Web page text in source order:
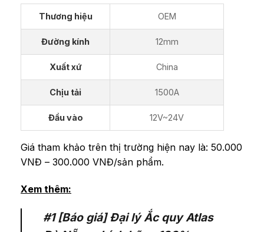
Thương hiệu OEM
Đường kính 12mm
Xuất xứ China
Chịu tải 1500A
Đầu vào 12V~24V
Giá tham khảo trên thị trường hiện nay là: 50.000
VNĐ – 300.000 VNĐ/sản phẩm.
Xem thêm:
#1 [Báo giá] Đại lý Ắc quy Atlas